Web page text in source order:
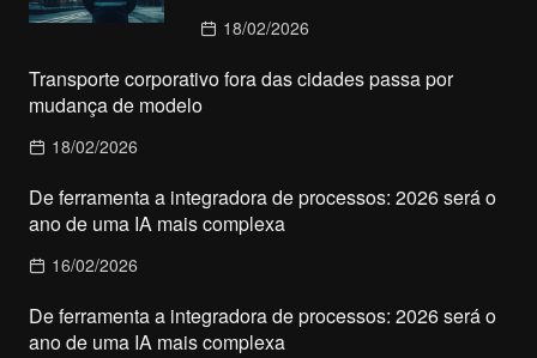
18/02/2026
Transporte corporativo fora das cidades passa por
mudança de modelo
18/02/2026
De ferramenta a integradora de processos: 2026 será o
ano de uma IA mais complexa
16/02/2026
De ferramenta a integradora de processos: 2026 será o
ano de uma IA mais complexa